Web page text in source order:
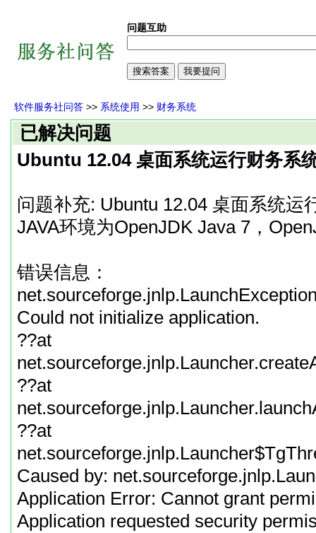
问题互助
软件服务社问答 >> 系统使用 >> 财务系统
已解决问题
Ubuntu 12.04 桌面系统运行财务系
问题补充: Ubuntu 12.04 桌面系统运
JAVA环境为OpenJDK Java 7，
错误信息：
Could not initialize application.
??at
??at
??at
Caused by:
Application Error: Cannot grant
Application requested security